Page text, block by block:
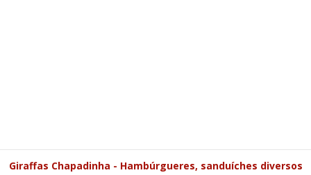
Giraffas Chapadinha - Hambúrgueres, sanduíches diversos